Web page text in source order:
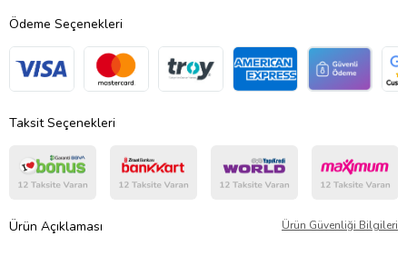
Ödeme Seçenekleri
Taksit Seçenekleri
Ürün Açıklaması Ürün Güvenliği Bilgileri